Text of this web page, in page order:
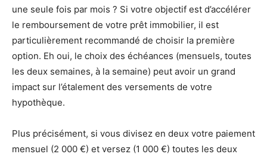
une seule fois par mois ? Si votre objectif est d’accélérer
le remboursement de votre prêt immobilier, il est
particulièrement recommandé de choisir la première
option. Eh oui, le choix des échéances (mensuels, toutes
les deux semaines, à la semaine) peut avoir un grand
impact sur l’étalement des versements de votre
hypothèque.
Plus précisément, si vous divisez en deux votre paiement
mensuel (2 000 €) et versez (1 000 €) toutes les deux